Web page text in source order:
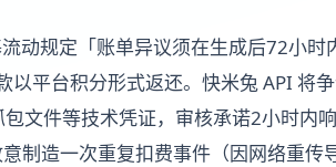
动规定「账单异议须在生成后72小时
平台积分形式返还。快米兔 API 将
文件等技术凭证，审核承诺2小时内
制造一次重复扣费事件（因网络重传